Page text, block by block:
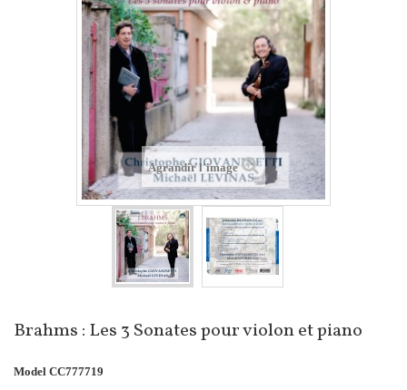
Agrandir l'image
Brahms : Les 3 Sonates pour violon et piano
Model CC777719